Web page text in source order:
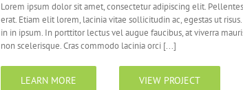
Lorem ipsum dolor sit amet, consectetur adipiscing elit.
erat. Etiam elit lorem, lacinia vitae sollicitudin ac, egestas ut
in in ipsum. In porttitor lectus vel augue faucibus, at viverra
non scelerisque. Cras commodo lacinia orci [...]
LEARN MORE VIEW PROJECT